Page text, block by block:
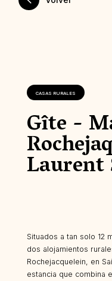
CASAS RURALES
Gîte -
Laurent
Situados a tan solo 12
dos alojamientos
Rochejacquelein, en
estancia que combina